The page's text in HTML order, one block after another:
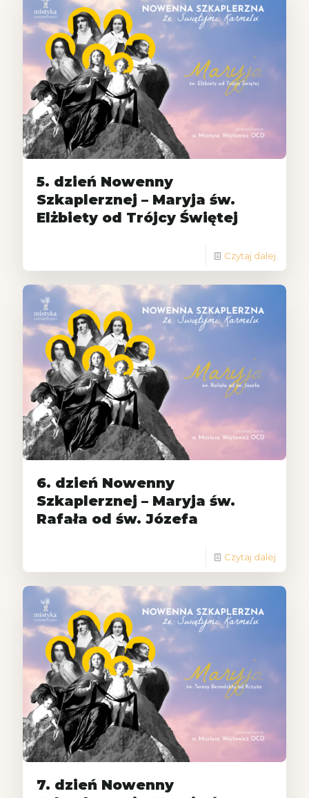
5. dzień Nowenny
Szkaplerznej – Maryja św.
Elżbiety od Trójcy Świętej
Czytaj dalej
6. dzień Nowenny
Szkaplerznej – Maryja św.
Rafała od św. Józefa
Czytaj dalej
7. dzień Nowenny